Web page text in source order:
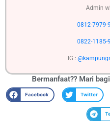
Admin
0812-7979-
0822-1185-
IG :
Bermanfaat?? Mari
Facebook Twitter